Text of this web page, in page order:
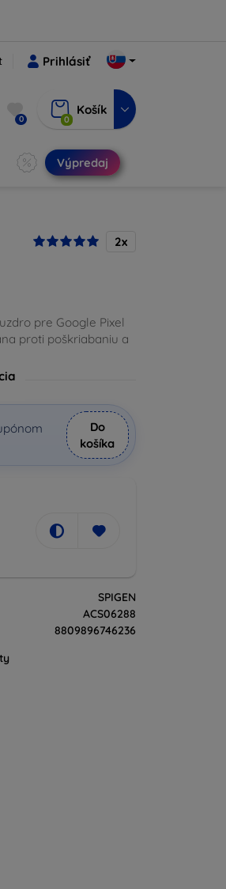
Prihlásiť
0 0
Košík
Výpredaj
2x
pre Google Pixel
proti poškriabaniu a
Do
košíka
SPIGEN
ACS06288
8809896746236